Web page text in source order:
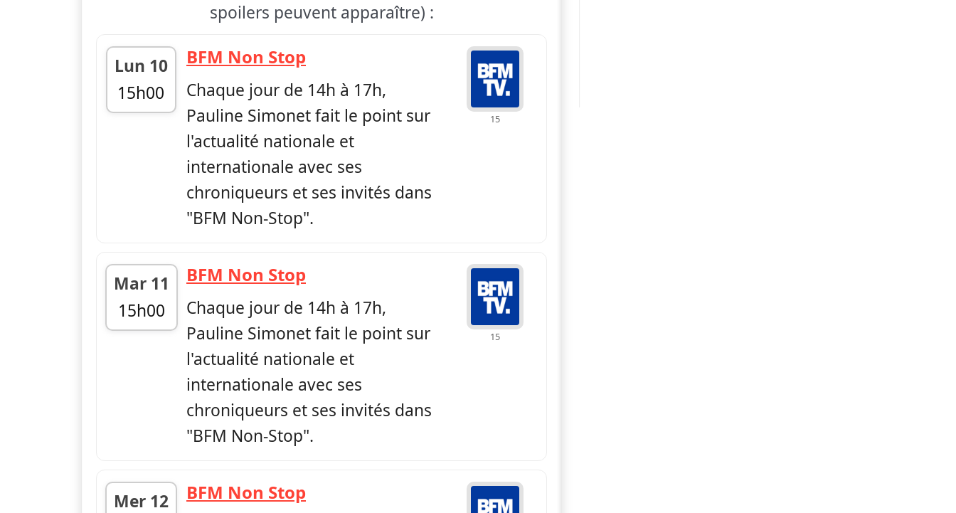
spoilers peuvent apparaître) :
Lun 10
15h00
fin 17h00
BFM Non Stop
Chaque jour de 14h à 17h,
Pauline Simonet fait le point sur
l'actualité nationale et
internationale avec ses
chroniqueurs et ses invités dans
"BFM Non-Stop".
15
Mar 11
15h00
fin 17h00
BFM Non Stop
Chaque jour de 14h à 17h,
Pauline Simonet fait le point sur
l'actualité nationale et
internationale avec ses
chroniqueurs et ses invités dans
"BFM Non-Stop".
15
Mer 12
BFM Non Stop